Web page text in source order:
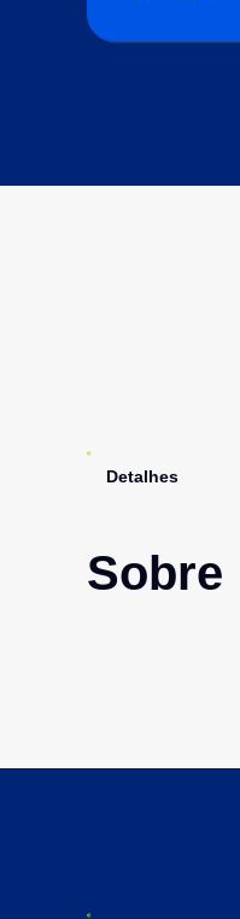
Detalhes
Sobre